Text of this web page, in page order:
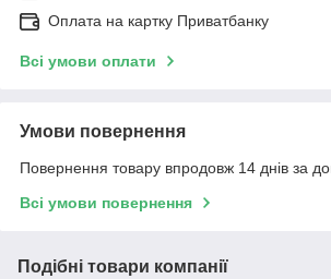
Оплата на картку Приватбанку
Всі умови оплати
Умови повернення
Повернення товару впродовж 14 днів за
Всі умови повернення
Подібні товари компанії